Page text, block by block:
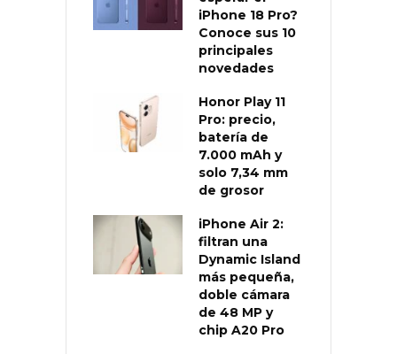
iPhone 18 Pro?
Conoce sus 10
principales
novedades
Honor Play 11
Pro: precio,
batería de
7.000 mAh y
solo 7,34 mm
de grosor
iPhone Air 2:
filtran una
Dynamic Island
más pequeña,
doble cámara
de 48 MP y
chip A20 Pro